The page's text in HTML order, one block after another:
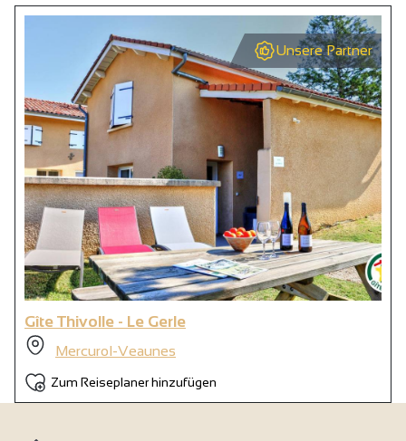
Unsere Partner
Gîte Thivolle - Le Gerle
Mercurol-Veaunes
Zum Reiseplaner hinzufügen